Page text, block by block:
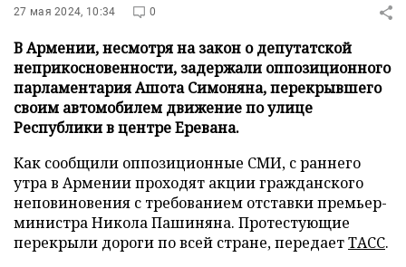
27 мая 2024, 10:34 0
В Армении, несмотря на закон о депутатской
неприкосновенности, задержали оппозиционного
парламентария Ашота Симоняна, перекрывшего
своим автомобилем движение по улице
Республики в центре Еревана.
Как сообщили оппозиционные СМИ, с раннего
утра в Армении проходят акции гражданского
неповиновения с требованием отставки премьер-
министра Никола Пашиняна. Протестующие
перекрыли дороги по всей стране, передаетТАСС.